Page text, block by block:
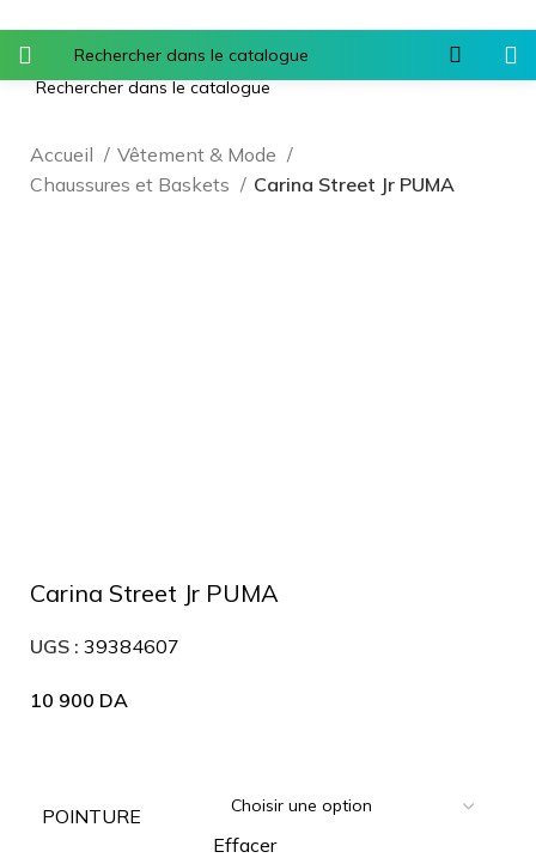
Accueil
Vêtement & Mode
Chaussures et Baskets
Carina Street Jr PUMA
Carina Street Jr PUMA
UGS : 39384607
10 900 DA
POINTURE
Effacer